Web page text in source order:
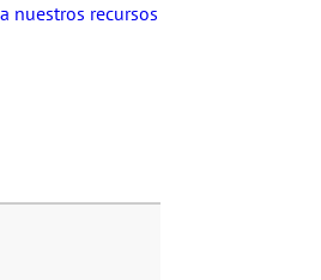
nuestros recursos